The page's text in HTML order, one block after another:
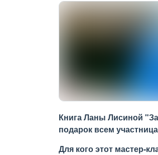
Книга Ланы Лисиной
подарок всем
Для кого этот мастер-